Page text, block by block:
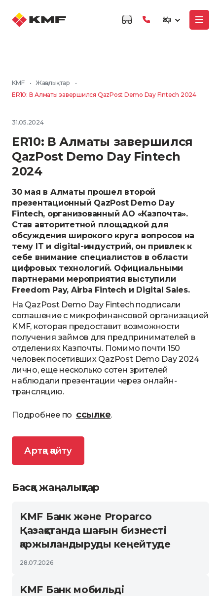
Қаз
KMF • Жаңалықтар
•
ER10: В Алматы завершился QazPost Demo Day Fintech 2024
31.05.2024
ER10: В Алматы завершился
QazPost Demo Day Fintech
2024
30 мая в Алматы прошел второй
презентационный QazPost Demo Day
Fintech, организованный АО «Казпочта».
Став авторитетной площадкой для
обсуждения широкого круга вопросов на
тему IT и digital-индустрий, он привлек к
себе внимание специалистов в области
цифровых технологий. Официальными
партнерами мероприятия выступили
Freedom Pay, Airba Fintech и Digital Sales.
На QazPost Demo Day Fintech подписали
соглашение с микрофинансовой организацией
KMF, которая предоставит возможности
получения займов для предпринимателей в
отделениях Казпочты. Помимо почти 150
человек посетивших QazPost Demo Day 2024
лично, еще несколько сотен зрителей
наблюдали презентации через онлайн-
трансляцию.
Подробнее по ссылке.
Артқа қайту
Басқа жаңалықтар
KMF Банк және Proparco
Қазақстанда шағын бизнесті
қаржыландыруды кеңейтуде
28.07.2026
KMF Банк мобильді